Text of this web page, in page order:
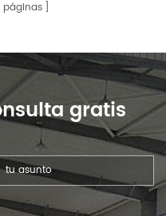
páginas
gratis